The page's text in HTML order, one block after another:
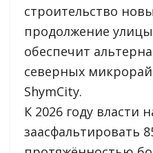
строительство
продолжение
обеспечит
северных
ShymCity.
К 2026 году
заасфальтировать